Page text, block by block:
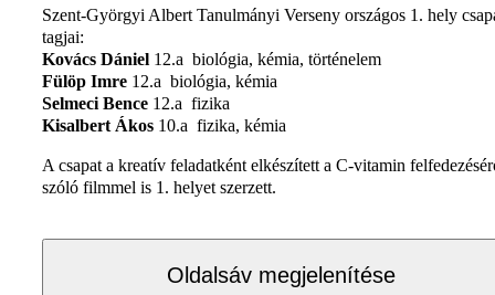
Szent-Györgyi Albert Tanulmányi Verseny országos 1. hely
tagjai:
Kovács Dániel 12.a biológia, kémia, történelem
Fülöp Imre 12.a biológia, kémia
Selmeci Bence 12.a fizika
Kisalbert Ákos 10.a fizika, kémia
A csapat a kreatív feladatként elkészített a C-vitamin
szóló filmmel is 1. helyet szerzett.
Oldalsáv megjelenítése